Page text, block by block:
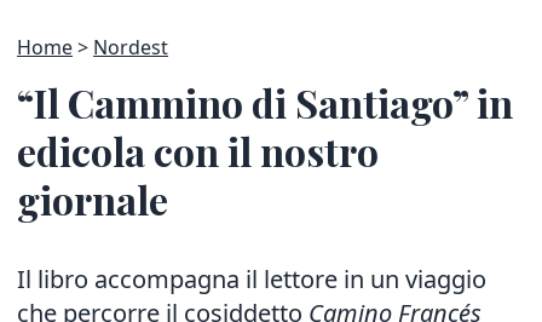
Home Nordest
“Il Cammino di Santiago” in
edicola con il nostro
giornale
Il libro accompagna il lettore in un viaggio
che percorre il cosiddetto Camino Francés